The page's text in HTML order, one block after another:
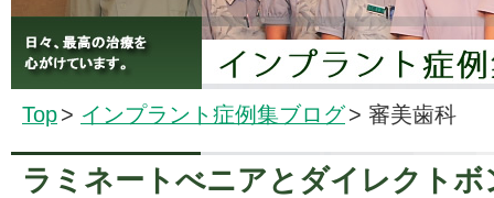
Top> インプラント症例集ブログ> 審美歯科
ラミネートべニアとダイレクトボ